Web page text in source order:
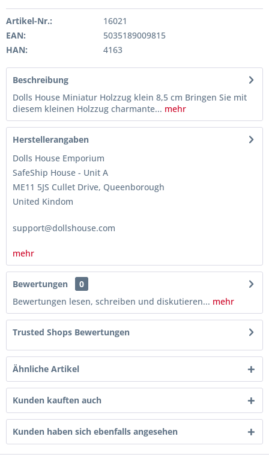
Artikel-Nr.:
16021
EAN:
5035189009815
HAN:
4163
Beschreibung
Dolls House Miniatur Holzzug klein 8,5 cm Bringen Sie mit
diesem kleinen Holzzug charmante... mehr
Herstellerangaben
Dolls House Emporium
SafeShip House - Unit A
ME11 5JS Cullet Drive, Queenborough
United Kindom
support@dollshouse.com
mehr
Bewertungen
0
Bewertungen lesen, schreiben und diskutieren... mehr
Trusted Shops Bewertungen
Ähnliche Artikel
Kunden kauften auch
Kunden haben sich ebenfalls angesehen